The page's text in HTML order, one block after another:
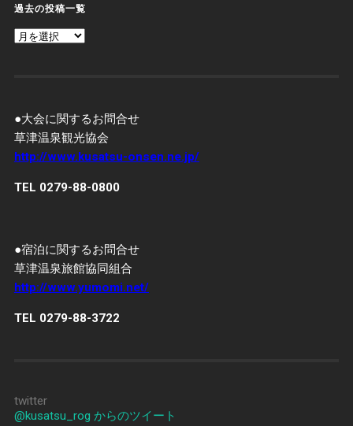
過去の投稿一覧
過
去
●大会に関するお問合せ
草津温泉観光協会
http://www.kusatsu-onsen.ne.jp/
TEL 0279-88-0800
●宿泊に関するお問合せ
草津温泉旅館協同組合
http://www.yumomi.net/
TEL 0279-88-3722
twitter
@kusatsu_rog からのツイート